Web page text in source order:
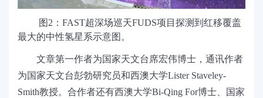
图 2 ： FAST超深场巡天FUDS项目探测到红移覆盖
最大的中性氢星系示意图。
文章第一作者为国家天文台席宏伟博士，通讯作者
为国家天文台彭勃研究员和西澳大学Lister Staveley-
Smith教授。合作者还有西澳大学Bi-Qing For博士、国家